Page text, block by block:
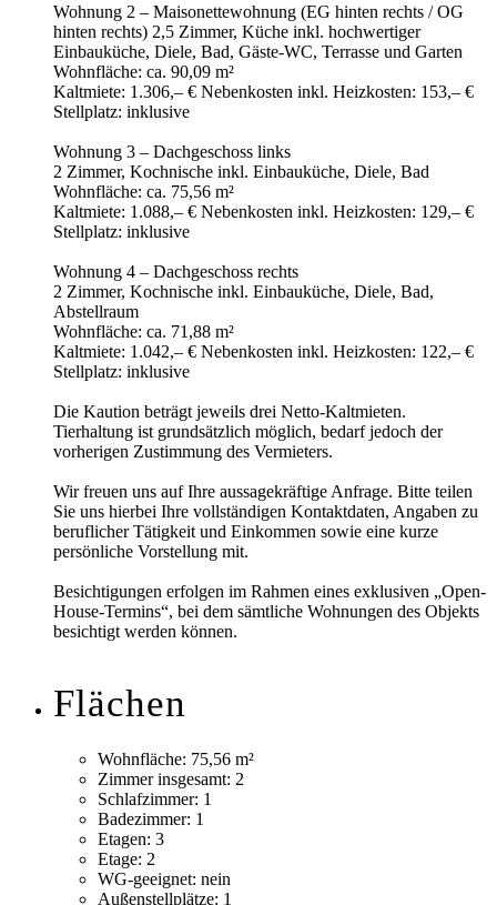
Wohnung 2 – Maisonettewohnung (EG hinten rechts / OG
hinten rechts) 2,5 Zimmer, Küche inkl. hochwertiger
Einbauküche, Diele, Bad, Gäste-WC, Terrasse und Garten
Wohnfläche: ca. 90,09 m²
Kaltmiete: 1.306,– € Nebenkosten inkl. Heizkosten: 153,– €
Stellplatz: inklusive
Wohnung 3 – Dachgeschoss links
2 Zimmer, Kochnische inkl. Einbauküche, Diele, Bad
Wohnfläche: ca. 75,56 m²
Kaltmiete: 1.088,– € Nebenkosten inkl. Heizkosten: 129,– €
Stellplatz: inklusive
Wohnung 4 – Dachgeschoss rechts
2 Zimmer, Kochnische inkl. Einbauküche, Diele, Bad,
Abstellraum
Wohnfläche: ca. 71,88 m²
Kaltmiete: 1.042,– € Nebenkosten inkl. Heizkosten: 122,– €
Stellplatz: inklusive
Die Kaution beträgt jeweils drei Netto-Kaltmieten.
Tierhaltung ist grundsätzlich möglich, bedarf jedoch der
vorherigen Zustimmung des Vermieters.
Wir freuen uns auf Ihre aussagekräftige Anfrage. Bitte teilen
Sie uns hierbei Ihre vollständigen Kontaktdaten, Angaben zu
beruflicher Tätigkeit und Einkommen sowie eine kurze
persönliche Vorstellung mit.
Besichtigungen erfolgen im Rahmen eines exklusiven „Open-
House-Termins“, bei dem sämtliche Wohnungen des Objekts
besichtigt werden können.
Flächen
Wohnfläche: 75,56 m²
Zimmer insgesamt: 2
Schlafzimmer: 1
Badezimmer: 1
Etagen: 3
Etage: 2
WG-geeignet: nein
Außenstellplätze: 1